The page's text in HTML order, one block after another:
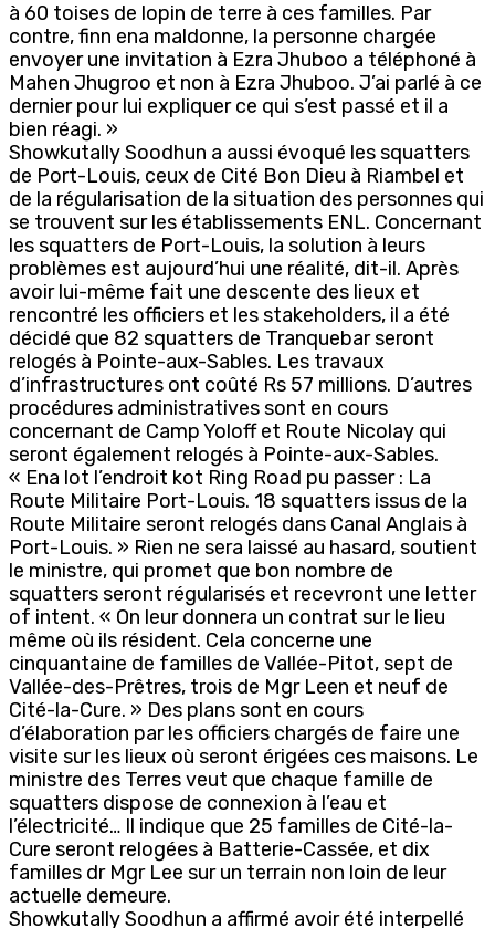
à 60 toises de lopin de terre à ces familles. Par
contre, finn ena maldonne, la personne chargée
envoyer une invitation à Ezra Jhuboo a téléphoné à
Mahen Jhugroo et non à Ezra Jhuboo. J’ai parlé à ce
dernier pour lui expliquer ce qui s’est passé et il a
bien réagi. »
Showkutally Soodhun a aussi évoqué les squatters
de Port-Louis, ceux de Cité Bon Dieu à Riambel et
de la régularisation de la situation des personnes qui
se trouvent sur les établissements ENL. Concernant
les squatters de Port-Louis, la solution à leurs
problèmes est aujourd’hui une réalité, dit-il. Après
avoir lui-même fait une descente des lieux et
rencontré les officiers et les stakeholders, il a été
décidé que 82 squatters de Tranquebar seront
relogés à Pointe-aux-Sables. Les travaux
d’infrastructures ont coûté Rs 57 millions. D’autres
procédures administratives sont en cours
concernant de Camp Yoloff et Route Nicolay qui
seront également relogés à Pointe-aux-Sables.
« Ena lot l’endroit kot Ring Road pu passer : La
Route Militaire Port-Louis. 18 squatters issus de la
Route Militaire seront relogés dans Canal Anglais à
Port-Louis. » Rien ne sera laissé au hasard, soutient
le ministre, qui promet que bon nombre de
squatters seront régularisés et recevront une letter
of intent. « On leur donnera un contrat sur le lieu
même où ils résident. Cela concerne une
cinquantaine de familles de Vallée-Pitot, sept de
Vallée-des-Prêtres, trois de Mgr Leen et neuf de
Cité-la-Cure. » Des plans sont en cours
d’élaboration par les officiers chargés de faire une
visite sur les lieux où seront érigées ces maisons. Le
ministre des Terres veut que chaque famille de
squatters dispose de connexion à l’eau et
l’électricité… Il indique que 25 familles de Cité-la-
Cure seront relogées à Batterie-Cassée, et dix
familles dr Mgr Lee sur un terrain non loin de leur
actuelle demeure.
Showkutally Soodhun a affirmé avoir été interpellé